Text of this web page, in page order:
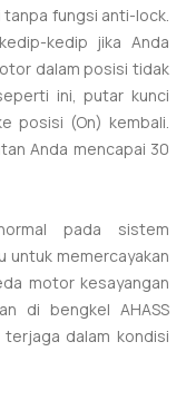
fungsi anti-lock.
kedip jika Anda
dalam posisi tidak
ini, putar kunci
posisi (On) kembali.
Anda mencapai 30
pada sistem
untuk memercayakan
motor kesayangan
di bengkel AHASS
dalam kondisi